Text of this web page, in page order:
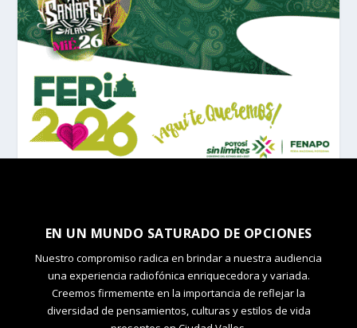
EN UN MUNDO SATURADO DE OPCIONES
Nuestro compromiso radica en brindar a nuestra audiencia
una experiencia radiofónica enriquecedora y variada.
Creemos firmemente en la importancia de reflejar la
diversidad de pensamientos, culturas y estilos de vida